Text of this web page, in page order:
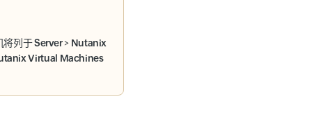
将列于Server> Nutanix
Virtual Machines